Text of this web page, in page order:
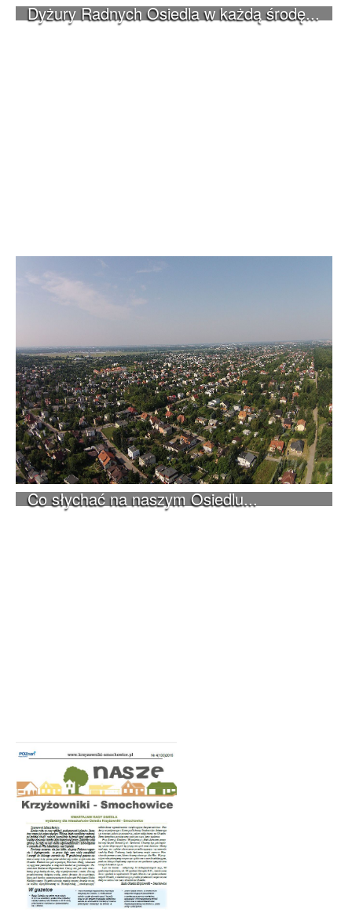
Dyżury Radnych Osiedla w każdą środę...
Co słychać na naszym Osiedlu...